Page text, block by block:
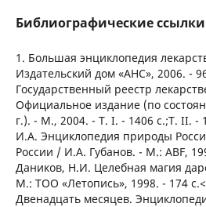
Библиографические ссылки
1. Большая энциклопедия
Издательский дом «АНС», 2006. -
Государственный реестр
Официальное издание (по
г.). - М., 2004. - Т. I. - 1406 с.;Т. II. -
И.А. Энциклопедия природы
России / И.А. Губанов. - М.: ABF,
Даников, Н.И. Целебная магия
М.: ТОО «Летопись», 1998. - 174
Двенадцать месяцев.